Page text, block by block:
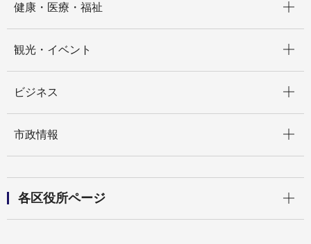
健康・医療・福祉
観光・イベント
ビジネス
市政情報
各区役所ページ